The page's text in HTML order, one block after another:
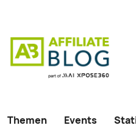
Themen Events